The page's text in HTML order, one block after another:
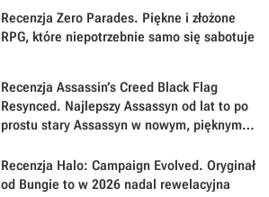
Recenzja Zero Parades. Piękne i złożone
RPG, które niepotrzebnie samo się sabotuje
Recenzja Assassin’s Creed Black Flag
Resynced. Najlepszy Assassyn od lat to po
prostu stary Assassyn w nowym, pięknym
Recenzja Halo: Campaign Evolved. Oryginał
od Bungie to w 2026 nadal rewelacyjna